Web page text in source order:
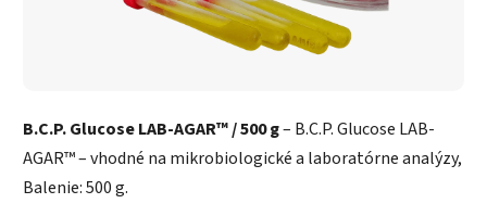
B.C.P. Glucose LAB-AGAR™ / 500 g– B.C.P. Glucose LAB-
AGAR™ – vhodné na mikrobiologické a laboratórne analýzy,
Balenie: 500 g.